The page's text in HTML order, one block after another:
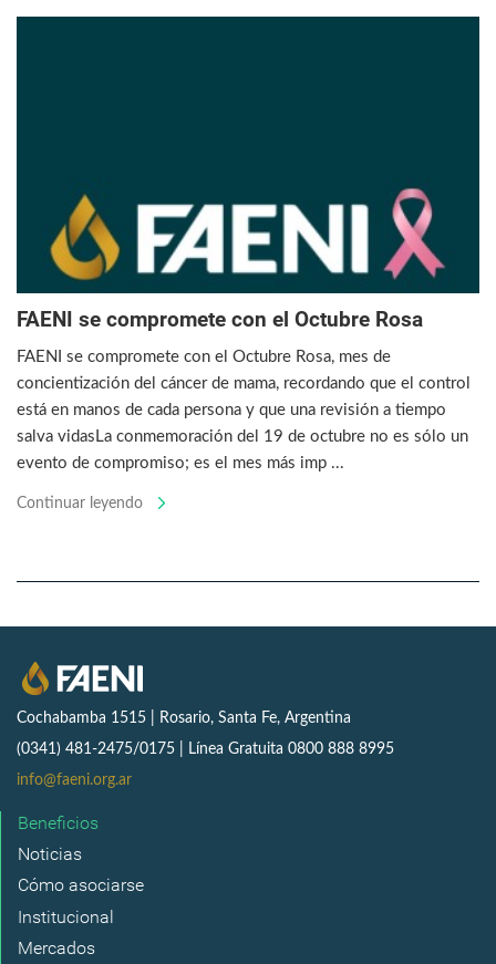
FAENI se compromete con el Octubre Rosa
FAENI se compromete con el Octubre Rosa, mes de
concientización del cáncer de mama, recordando que el control
está en manos de cada persona y que una revisión a tiempo
salva vidasLa conmemoración del 19 de octubre no es sólo un
evento de compromiso; es el mes más imp ...
Continuar leyendo
Cochabamba 1515 | Rosario, Santa Fe, Argentina
(0341) 481-2475/0175 | Línea Gratuita 0800 888 8995
info@faeni.org.ar
Beneficios
Noticias
Cómo asociarse
Institucional
Mercados